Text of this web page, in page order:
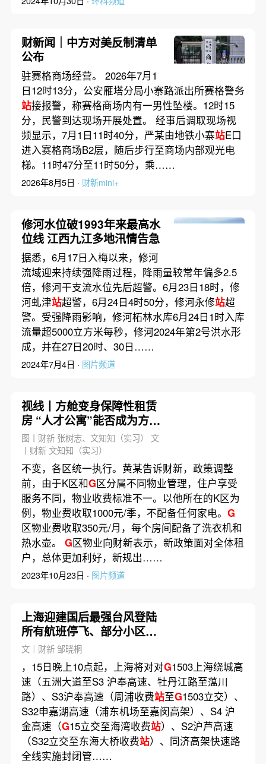
财新闻｜中方对美反制清单
公布
驻赛格商场经营。 2026年7月1
日12时13分，公安雁塔分局小寨路派出所赛格警务
站接报警，称赛格商场内有一男性坠楼。12时15
分，民警到达现场开展处置。 经事后调取现场视
频显示，7月1日11时40分，严某由地铁小寨站E口
进入赛格商场B2层，随后步行至商场内部观光电
梯。11时47分至11时50分，乘……
2026年8月5日 · 财新mini+
修河水位破1993年来最高水
位线 江西九江多地汛情告急
据悉，6月17日入梅以来，修河
流域迎来持续强降雨过程，降雨量较常年偏多2.5
倍，修河干支流水位先后超警。6月23日18时，修
河虬津站超警，6月24日4时50分，修河永修站超
警。受强降雨影响，修河柘林水库6月24日1时入库
流量超5000立方米每秒，修河2024年第2号洪水形
成，并在27日20时、30日……
2024年7月4日 · 图片频道
视线丨方舱变身保障性租赁
房 “人才公寓”能否成为方舱
再利用的优选？
图丨财新 张树志、文知知（实习） 文
丨财新 文知知（实习）
不变，各区统一执行。黄某告诉财新，政策调整
前，由于K区和G区分属不同物业管理，住户享受
服务不同，物业收费标准不一。以他所在的K区为
例，物业费收取1000元/季，不配备任何家电。 G
区物业费收取350元/月，每个房间配备了洗衣机和
热水壶。 G区物业向财新表示，新政策面对全体租
户，总体更加利好，新规出……
2023年10月23日 · 图片频道
上海迎建国后最强台风登陆
所有航班停飞、部分小区停
电
文｜财新 邹晓桐
，15日晚上10点起，上海将对对G1503上海绕城高
速（五洲大道至S3 沪奉高速、牡丹江路至蕰川
路）、S3沪奉高速（周浦收费站至G1503立交）、
S32申嘉湖高速（浦东机场至嘉闵高架）、S4 沪
金高速（G15立交至海湾收费站）、S2沪芦高速
（S32立交至东海大桥收费站）、同济高架快速路
全线实施封闭管……